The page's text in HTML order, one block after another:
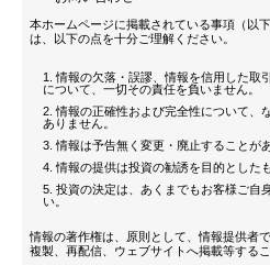
本ホームページに掲載されている事項（以
は、以下の点を十分ご理解ください。
情報の欠落・誤謬、情報を信用した取
について、一切その責任を負いません。
情報の正確性および完全性について、
ありません。
情報は予告無く変更・廃止することが
情報の提供は投資の勧誘を目的とした
投資の決定は、あくまでもお客様ご自
い。
情報の著作権は、原則として、情報提供者
複製、再配信、ウェブサイトへ掲載等する